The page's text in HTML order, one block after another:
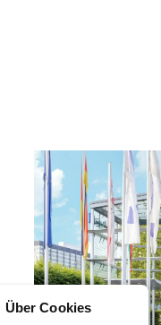
Über Cookies